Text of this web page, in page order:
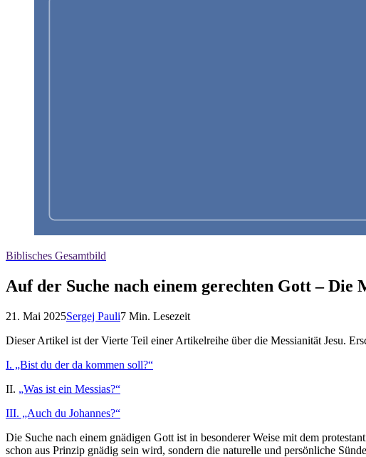
Biblisches Gesamtbild
Auf der Suche nach einem gerechten Gott –
21. Mai 2025Sergej Pauli7 Min. Lesezeit
Dieser Artikel ist der Vierte Teil einer Artikelreihe über die Messianität Jesu.
I. „Bist du der da kommen soll?“
II. „Was ist ein Messias?“
III. „Auch du Johannes?“
Die Suche nach einem gnädigen Gott ist in besonderer Weise mit dem
schon aus Prinzip gnädig sein wird, sondern die naturelle und persönliche